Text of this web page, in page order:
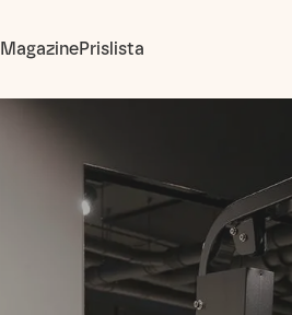
MagazinePrislista